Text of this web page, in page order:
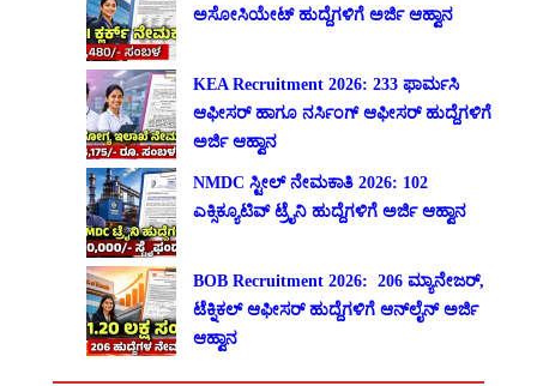
ಅಸೋಸಿಯೇಟ್ ಹುದ್ದೆಗಳಿಗೆ ಅರ್ಜಿ ಆಹ್ವಾನ
KEA Recruitment 2026: 233 ಫಾರ್ಮಸಿ
ಆಫೀಸರ್ ಹಾಗೂ ನರ್ಸಿಂಗ್ ಆಫೀಸರ್ ಹುದ್ದೆಗಳಿಗೆ
ಅರ್ಜಿ ಆಹ್ವಾನ
NMDC ಸ್ಟೀಲ್ ನೇಮಕಾತಿ 2026: 102
ಎಕ್ಸಿಕ್ಯೂಟಿವ್ ಟ್ರೈನಿ ಹುದ್ದೆಗಳಿಗೆ ಅರ್ಜಿ ಆಹ್ವಾನ
BOB Recruitment 2026: 206 ಮ್ಯಾನೇಜರ್,
ಟೆಕ್ನಿಕಲ್ ಆಫೀಸರ್ ಹುದ್ದೆಗಳಿಗೆ ಆನ್‌ಲೈನ್ ಅರ್ಜಿ
ಆಹ್ವಾನ